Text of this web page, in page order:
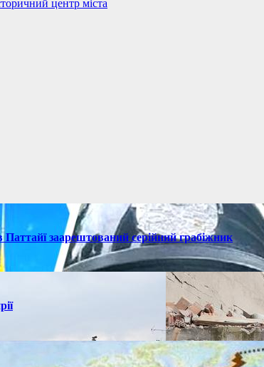
центр міста
заарештований серійний грабіжник